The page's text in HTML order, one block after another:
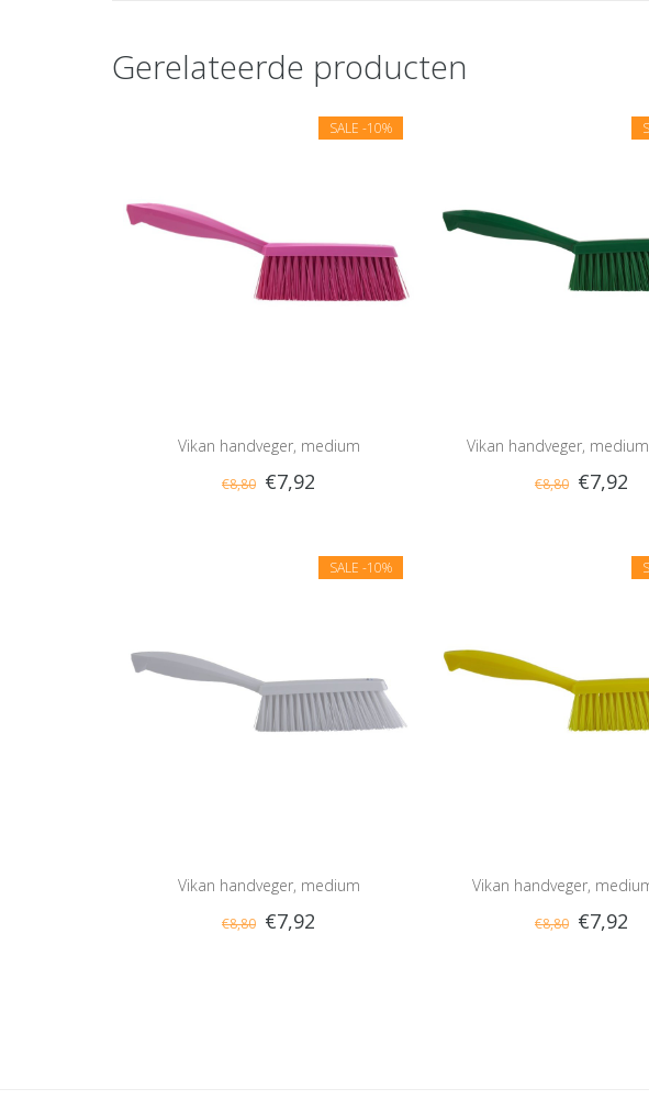
Gerelateerde producten
SALE -10%
Vikan handveger, medium
€8,80 €7,92
Vikan handveger,
€8,80 €7,92
SALE -10%
Vikan handveger, medium
€8,80 €7,92
Vikan handveger,
€8,80 €7,92